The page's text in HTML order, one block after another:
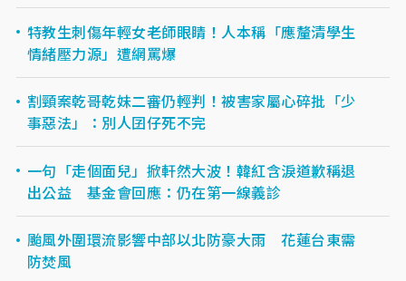
特教生刺傷年輕女老師眼睛！人本稱「應釐清學生
情緒壓力源」遭網罵爆
割頸案乾哥乾妹二審仍輕判！被害家屬心碎批「少
事惡法」：別人囝仔死不完
一句「走個面兒」掀軒然大波！韓紅含淚道歉稱退
出公益 基金會回應：仍在第一線義診
颱風外圍環流影響中部以北防豪大雨 花蓮台東需
防焚風